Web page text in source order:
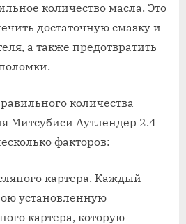
количество масла. Это
достаточную смазку и
а также предотвратить
количества
Митсубиси Аутлендер 2.4
факторов:
картера. Каждый
установленную
картера, которую